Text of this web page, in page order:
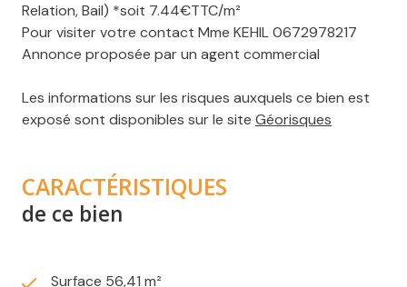
Relation, Bail) *soit 7.44€TTC/m²
Pour visiter votre contact Mme KEHIL 0672978217
Annonce proposée par un agent commercial
Les informations sur les risques auxquels ce bien est
exposé sont disponibles sur le site Géorisques
CARACTÉRISTIQUES
de ce bien
Surface 56,41 m²